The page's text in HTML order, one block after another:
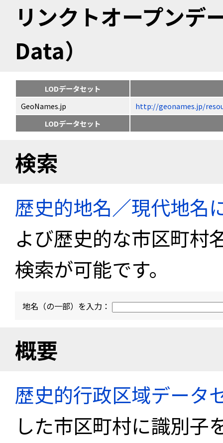
リンクトオープン
Data）
LODデータセット
GeoNames.jp
http://geonames.jp/
LODデータセット
検索
歴史的地名／現代地名
よび歴史的な市区町村
検索が可能です。
地名（の一部）を入力：
概要
歴史的行政区域データ
した市区町村に識別子